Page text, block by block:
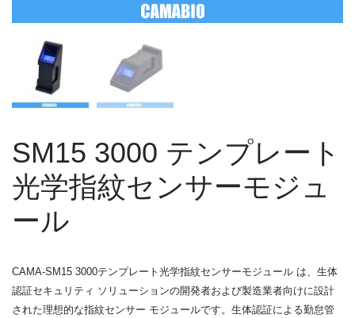
SM15 3000 テンプレート
光学指紋センサーモジュ
ール
CAMA-SM15 3000テンプレート光学指紋センサーモジュール は、生体
認証セキュリティ ソリューションの開発者および製造業者向けに設計
された理想的な指紋センサー モジュールです。生体認証による勤怠管